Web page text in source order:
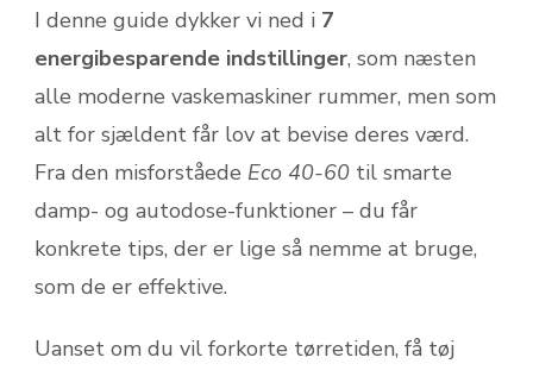
I denne guide dykker vi ned i 7
energibesparende indstillinger, som næsten
alle moderne vaskemaskiner rummer, men som
alt for sjældent får lov at bevise deres værd.
Fra den misforståede Eco 40-60 til smarte
damp- og autodose-funktioner – du får
konkrete tips, der er lige så nemme at bruge,
som de er effektive.
Uanset om du vil forkorte tørretiden, få tøj